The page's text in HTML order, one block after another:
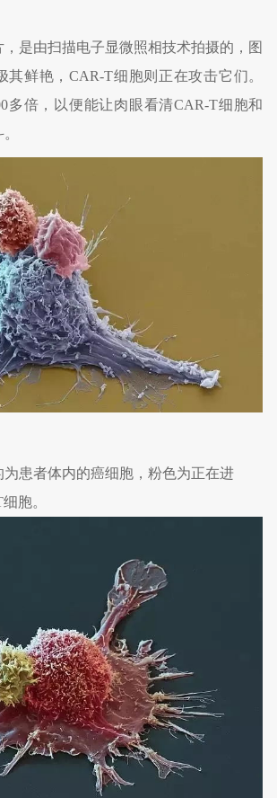
是由扫描电子显微照相技术拍摄的，图
其鲜艳，CAR-T细胞则正在攻击它们。
多倍，以便能让肉眼看清CAR-T细胞和
患者体内的癌细胞，粉色为正在进
胞。